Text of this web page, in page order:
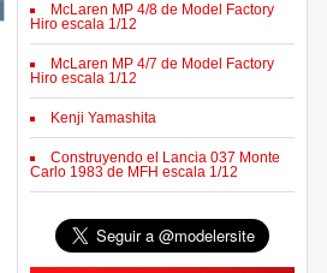
McLaren MP 4/8 de Model Factory
Hiro escala 1/12
McLaren MP 4/7 de Model Factory
Hiro escala 1/12
Kenji Yamashita
Construyendo el Lancia 037 Monte
Carlo 1983 de MFH escala 1/12